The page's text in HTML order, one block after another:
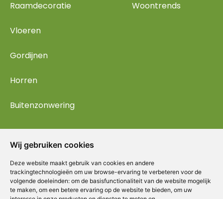
Wij gebruiken cookies
Deze website maakt gebruik van cookies en andere
trackingtechnologieën om uw browse-ervaring te verbeteren voor de
volgende doeleinden: om de basisfunctionaliteit van de website mogelijk
te maken, om een betere ervaring op de website te bieden, om uw
Raamdecoratie
Vloeren
Gordijnen
Horren
Buitenzonwering
Woontrends